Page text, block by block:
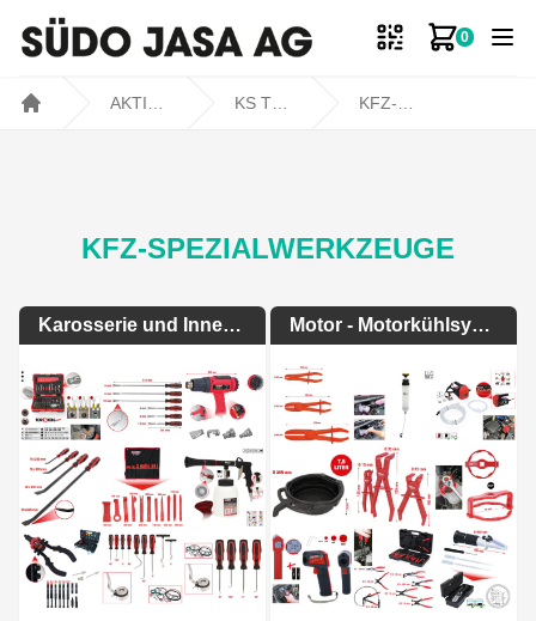
0
Zum
KFZ-SPEZIALWERKZEUGE
Karosserie und Innenausstattung Motor - Motorkühlsystem